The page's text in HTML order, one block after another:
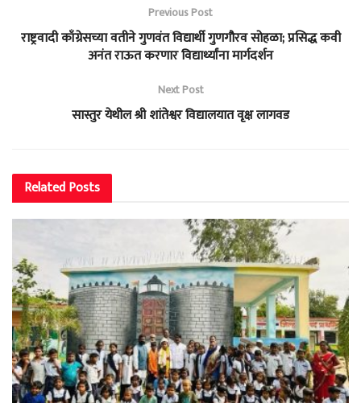
Previous Post
राष्ट्रवादी काँग्रेसच्या वतीने गुणवंत विद्यार्थी गुणगौरव सोहळा; प्रसिद्ध कवी
अनंत राऊत करणार विद्यार्थ्यांना मार्गदर्शन
Next Post
सास्तुर येथील श्री शांतेश्वर विद्यालयात वृक्ष लागवड
RelatedPosts